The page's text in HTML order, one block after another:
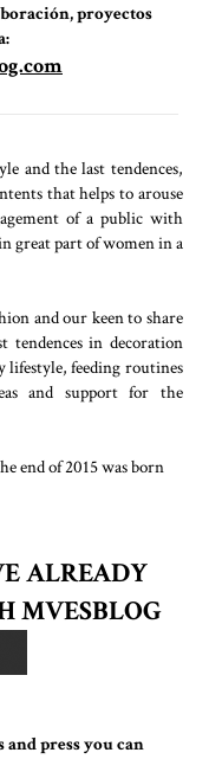
proyectos
and the last tendences,
that helps to arouse
of a public with
great part of women in a
and our keen to share
tendences in decoration
lifestyle, feeding routines
and support for the
end of 2015 was born
ALREADY
MVESBLOG
press you can